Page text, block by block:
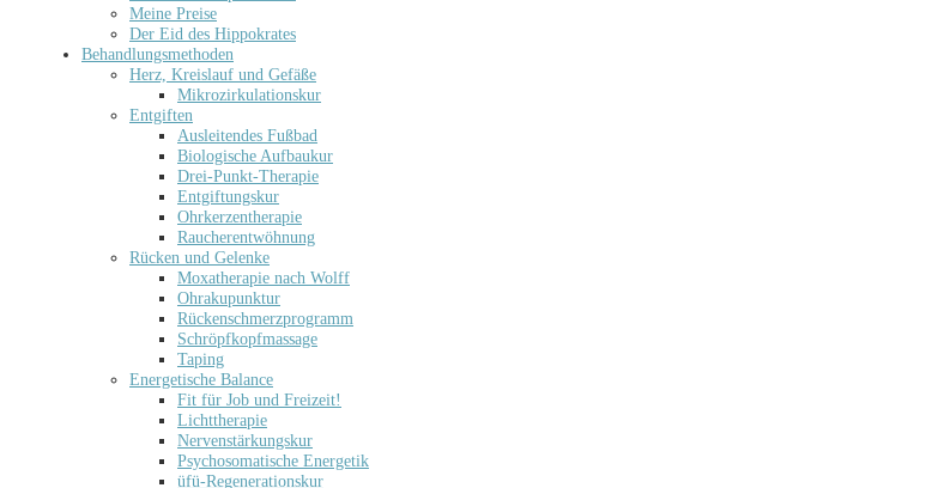
Meine Preise
Der Eid des Hippokrates
Behandlungsmethoden
Herz, Kreislauf und Gefäße
Mikrozirkulationskur
Entgiften
Ausleitendes Fußbad
Biologische Aufbaukur
Drei-Punkt-Therapie
Entgiftungskur
Ohrkerzentherapie
Raucherentwöhnung
Rücken und Gelenke
Moxatherapie nach Wolff
Ohrakupunktur
Rückenschmerzprogramm
Schröpfkopfmassage
Taping
Energetische Balance
Fit für Job und Freizeit!
Lichttherapie
Nervenstärkungskur
Psychosomatische Energetik
üfü-Regenerationskur